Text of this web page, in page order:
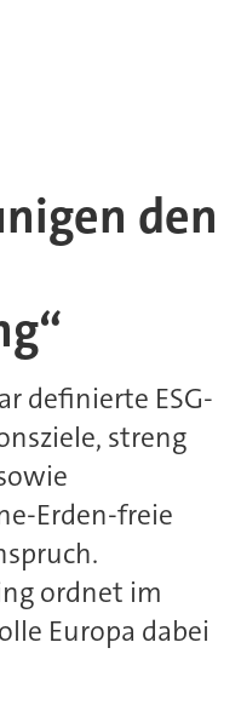
den
definierte ESG-
streng
Erden-freie
ordnet im
Europa dabei